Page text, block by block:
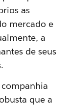
as
mercado e
a
de seus
que a